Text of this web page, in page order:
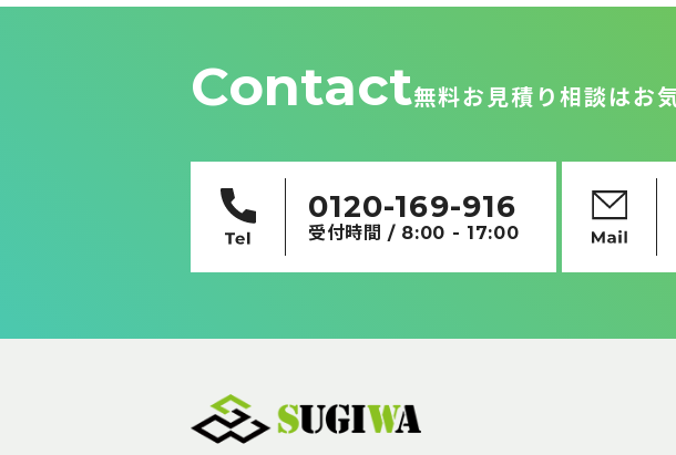
ョ
Contact無料お見積り相談はお
0120-169-916
受付時間 / 8:00 - 17:00